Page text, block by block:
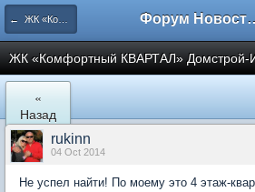
← ЖК «Комфортный КВАРТАЛ» Форум
ЖК «Комфортный КВАРТАЛ» Домстрой-
«
Назад
rukinn
04 Oct 2014
Не успел найти! По моему это 4 этаж-